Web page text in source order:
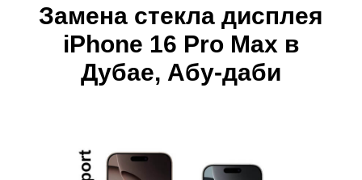
Замена стекла дисплея
iPhone 16 Pro Max в
Дубае, Абу-даби